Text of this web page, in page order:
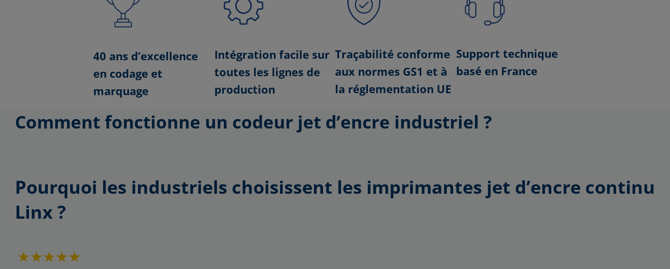
40 ans d’excellence
en codage et
marquage
Intégration facile sur
toutes les lignes de
production
Traçabilité conforme
aux normes GS1 et à
la réglementation UE
Support technique
basé en France
Comment fonctionne un codeur jet d’encre industriel ?
Pourquoi les industriels choisissent les imprimantes jet d’encre continu
Linx?